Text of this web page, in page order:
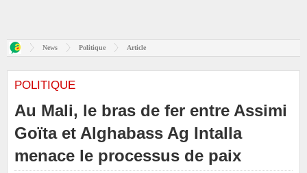
News Politique Article
POLITIQUE
Au Mali, le bras de fer entre Assimi
Goïta et Alghabass Ag Intalla
menace le processus de paix